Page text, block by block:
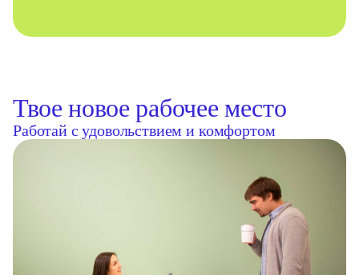
Твое новое рабочее место
Работай с удовольствием и комфортом